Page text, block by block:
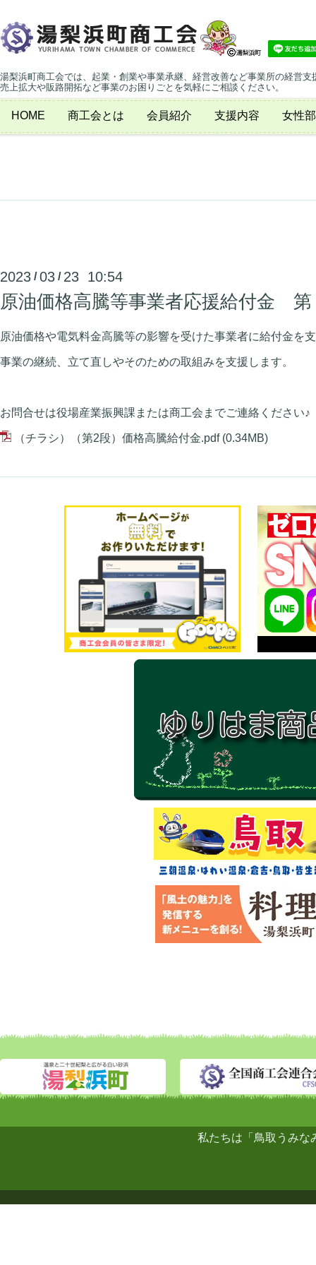
湯梨浜町商工会では、起業・創業や事業承継、経営改善など事業所の経営支
売上拡大や販路開拓など事業のお困りごとを気軽にご相談ください。
HOME 商工会とは 会員紹介 支援内容 女性部
2023 /03 / 23 10:54
原油価格高騰等事業者応援給付金 第
原油価格や電気料金高騰等の影響を受けた事業者に給付金を
事業の継続、立て直しやそのための取組みを支援します。
お問合せは役場産業振興課または商工会までご連絡ください♪
（チラシ）（第2段）価格高騰給付金.pdf (0.34MB)
私たちは「鳥取うみな